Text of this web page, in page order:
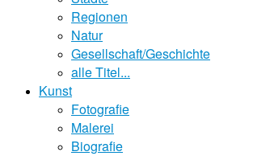
Regionen
Natur
Gesellschaft/Geschichte
alle Titel...
Kunst
Fotografie
Malerei
Biografie